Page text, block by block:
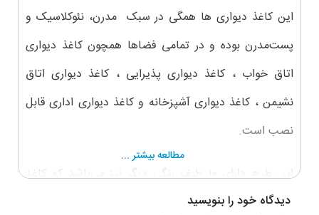
این کاغذ دیواری ها همگی در سبک مدرن، نئوکلاسیک و
پست‌مدرن بوده و در تمامی فضاها همچون کاغذ دیواری
اتاق خواب ، کاغذ دیواری پذیرایی ، کاغذ دیواری اتاق
نشیمن ، کاغذ دیواری آشپزخانه و کاغذ دیواری اداری قابل
نصب است.
این طرح دارای ۱0 طیف رنگی دیگر نیز می‌باشد که کاغذ
دیواری
مطالعه بیشتر ...
دیدگاه خود را بنویسید